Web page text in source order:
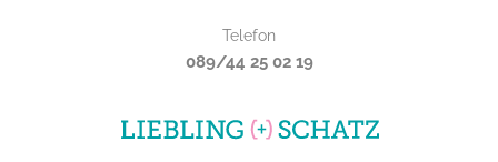
Telefon
089/44 25 02 19